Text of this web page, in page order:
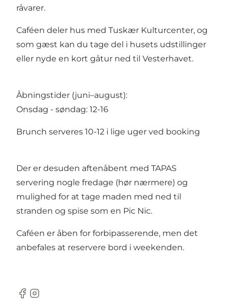
råvarer.
Caféen deler hus med Tuskær Kulturcenter, og
som gæst kan du tage del i husets udstillinger
eller nyde en kort gåtur ned til Vesterhavet.
Åbningstider (juni–august):
Onsdag - søndag: 12-16
Brunch serveres 10-12 i lige uger ved booking
Der er desuden aftenåbent med TAPAS
servering nogle fredage (hør nærmere) og
mulighed for at tage maden med ned til
stranden og spise som en Pic Nic.
Caféen er åben for forbipasserende, men det
anbefales at reservere bord i weekenden.
Facebook
Instagram